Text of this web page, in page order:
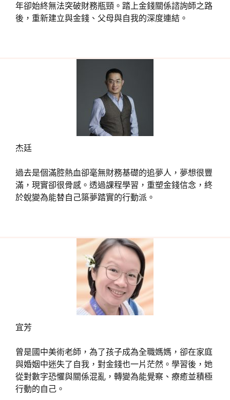
年卻始終無法突破財務瓶頸。踏上金錢關係諮詢師之路
後，重新建立與金錢、父母與自我的深度連結。
杰廷
過去是個滿腔熱血卻毫無財務基礎的追夢人，夢想很豐
滿，現實卻很骨感。透過課程學習，重塑金錢信念，終
於蛻變為能替自己築夢踏實的行動派。
宜芳
曾是國中美術老師，為了孩子成為全職媽媽，卻在家庭
與婚姻中迷失了自我，對金錢也一片茫然。學習後，她
從對數字恐懼與關係混亂，轉變為能覺察、療癒並積極
行動的自己。